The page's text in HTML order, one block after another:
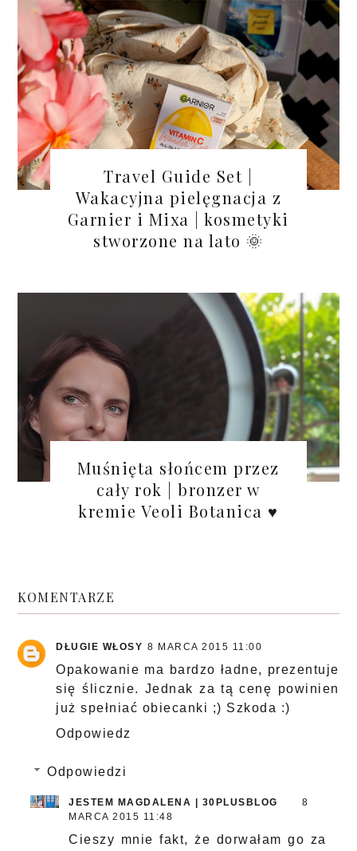
Travel Guide Set |
Wakacyjna pielęgnacja z
Garnier i Mixa | kosmetyki
stworzone na lato 🌞
Muśnięta słońcem przez
cały rok | bronzer w
kremie Veoli Botanica ♥
KOMENTARZE
DŁUGIE WŁOSY 8 MARCA 2015 11:00
Opakowanie ma bardzo ładne, prezentuje
się ślicznie. Jednak za tą cenę powinien
już spełniać obiecanki ;) Szkoda :)
Odpowiedz
Odpowiedzi
JESTEM MAGDALENA | 30PLUSBLOG
8
MARCA 2015 11:48
Cieszy mnie fakt, że dorwałam go za